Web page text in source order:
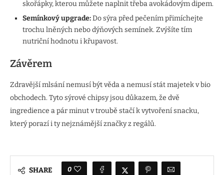
skořápky, kterou můžete naplnit třeba avokádovým dipem.
Semínkový upgrade:Do sýra před pečením přimíchejte
trochu lněných nebo dýňových semínek. Zvýšíte tím
nutriční hodnotu i křupavost.
Závěrem
Zdravější mlsání nemusí být věda a nemusí stát majetek v bio
obchodech. Tyto sýrové chipsy jsou důkazem, že dvě
ingredience a pár minut v troubě stačí k vytvoření snacku,
který porazí i ty nejznámější značky z regálů.
SHARE 0